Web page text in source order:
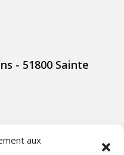
aux
- 51800 Sainte